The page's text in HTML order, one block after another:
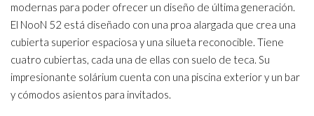
modernas para poder ofrecer un diseño de última generación.
El NooN 52 está diseñado con una proa alargada que crea una
cubierta superior espaciosa y una silueta reconocible. Tiene
cuatro cubiertas, cada una de ellas con suelo de teca. Su
impresionante solárium cuenta con una piscina exterior y un bar
y cómodos asientos para invitados.